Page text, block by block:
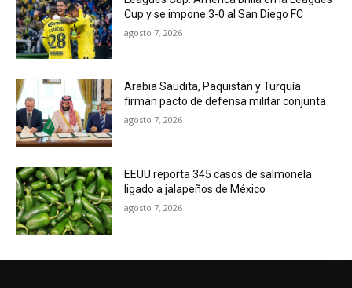
Cup y se impone 3-0 al San Diego FC
agosto 7, 2026
Arabia Saudita, Paquistán y Turquía
firman pacto de defensa militar conjunta
agosto 7, 2026
EEUU reporta 345 casos de salmonela
ligado a jalapeños de México
agosto 7, 2026